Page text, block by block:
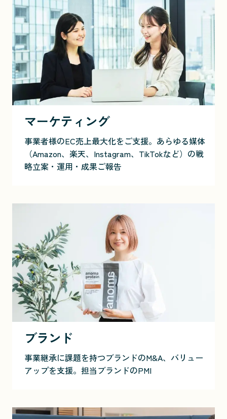
マーケティング
事業者様のEC売上最大化をご支援。あらゆる媒体
（Amazon、楽天、Instagram、TikTokなど）の戦
略立案・運用・成果ご報告
ブランド
事業継承に課題を持つブランドのM&A、バリュー
アップを支援。担当ブランドのPMI